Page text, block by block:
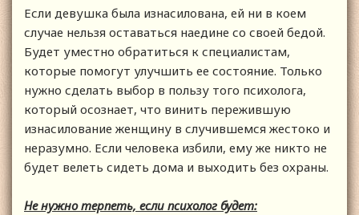
Если девушка была изнасилована, ей ни в коем
случае нельзя оставаться наедине со своей бедой.
Будет уместно обратиться к специалистам,
которые помогут улучшить ее состояние. Только
нужно сделать выбор в пользу того психолога,
который осознает, что винить пережившую
изнасилование женщину в случившемся жестоко и
неразумно. Если человека избили, ему же никто не
будет велеть сидеть дома и выходить без охраны.
Не нужно терпеть, если психолог будет: